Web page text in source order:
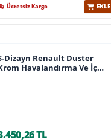
Ücretsiz Kargo EKLE
Dizayn Renault Duster
Havalandırma Ve İç
TL